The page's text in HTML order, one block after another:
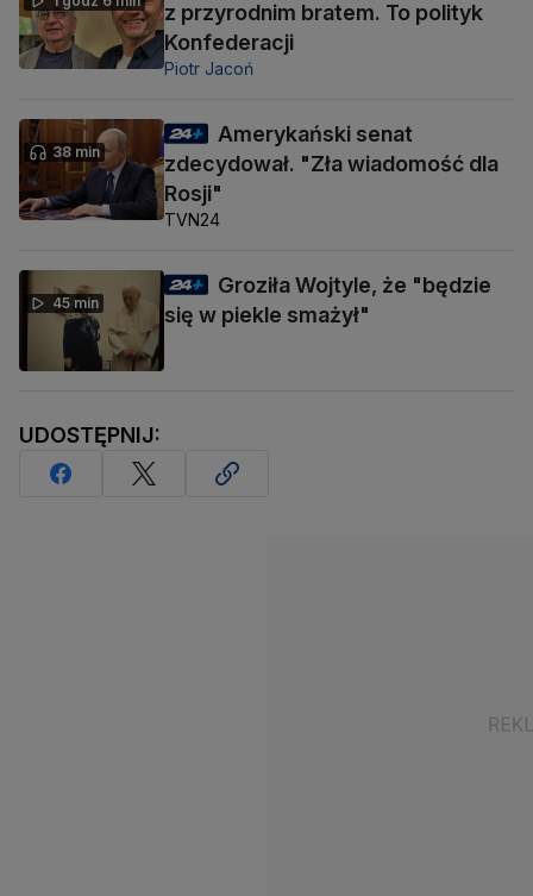
z przyrodnim bratem. To polityk
Konfederacji
Piotr Jacoń
38 min
Amerykański senat
zdecydował. "Zła wiadomość dla
Rosji"
TVN24
45 min
Groziła Wojtyle, że "będzie
się w piekle smażył"
UDOSTĘPNIJ: